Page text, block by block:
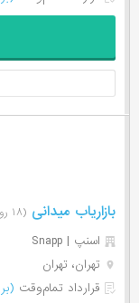
بازاریاب میدانی (۱۸ روز پیش)
اسنپ | Snapp
تهران، تهران
قرارداد تمام‌وقت